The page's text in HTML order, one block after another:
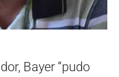
Bayer “pudo